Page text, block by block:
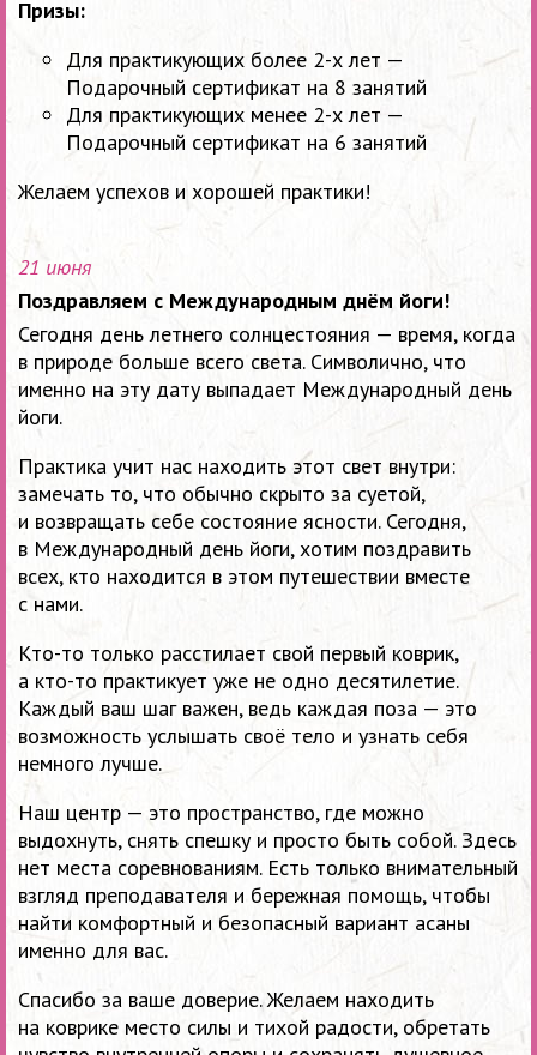
Призы:
Для практикующих более 2-х лет —
Подарочный сертификат на 8 занятий
Для практикующих менее 2-х лет —
Подарочный сертификат на 6 занятий
Желаем успехов и хорошей практики!
21 июня
Поздравляем с Международным днём йоги!
Сегодня день летнего солнцестояния — время, когда
в природе больше всего света. Символично, что
именно на эту дату выпадает Международный день
йоги.
Практика учит нас находить этот свет внутри:
замечать то, что обычно скрыто за суетой,
и возвращать себе состояние ясности. Сегодня,
в Международный день йоги, хотим поздравить
всех, кто находится в этом путешествии вместе
с нами.
Кто-то только расстилает свой первый коврик,
а кто-то практикует уже не одно десятилетие.
Каждый ваш шаг важен, ведь каждая поза — это
возможность услышать своё тело и узнать себя
немного лучше.
Наш центр — это пространство, где можно
выдохнуть, снять спешку и просто быть собой. Здесь
нет места соревнованиям. Есть только внимательный
взгляд преподавателя и бережная помощь, чтобы
найти комфортный и безопасный вариант асаны
именно для вас.
Спасибо за ваше доверие. Желаем находить
на коврике место силы и тихой радости, обретать